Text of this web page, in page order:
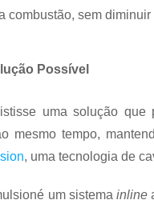
combustão, sem
Possível
uma solução que
mesmo tempo,
, uma tecnologia de
um sistemainline